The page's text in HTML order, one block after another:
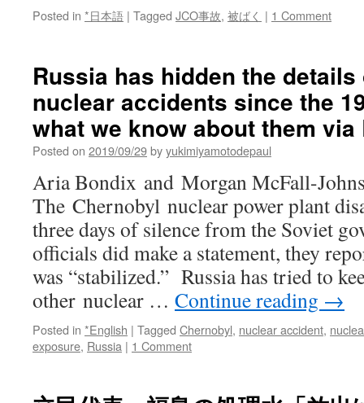
Posted in *日本語 | Tagged JCO事故, 被ばく | 1 Comment
Russia has hidden the
nuclear accidents since the
what we know about them
Posted on 2019/09/29byyukimiyamotodepaul
Aria Bondix and Morgan McFall-
The Chernobyl nuclear power plant
three days of silence from the Soviet
officials did make a statement, they
was “stabilized.” Russia has tried to
other nuclear … Continue reading →
Posted in *English | Tagged Chernobyl, nuclear accident,
exposure, Russia | 1 Comment